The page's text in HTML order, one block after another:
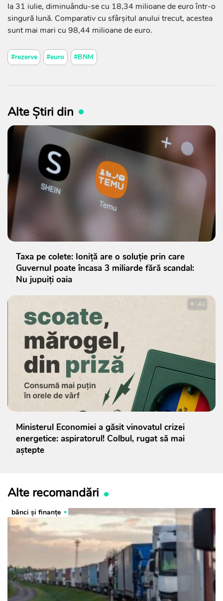
la 31 iulie, diminuându-se cu 18,34 milioane de euro într-o
singură lună. Comparativ cu sfârșitul anului trecut, acestea
sunt mai mari cu 98,44 milioane de euro.
#rezerve #euro #BNM
Alte Știri din
Taxa pe colete: Ioniță are o soluție prin care
Guvernul poate încasa 3 miliarde fără scandal:
Nu jupuiți oaia
Ministerul Economiei a găsit vinovatul crizei
energetice: aspiratorul! Colbul, rugat să mai
aștepte
Alte recomandări
bănci şi finanţe